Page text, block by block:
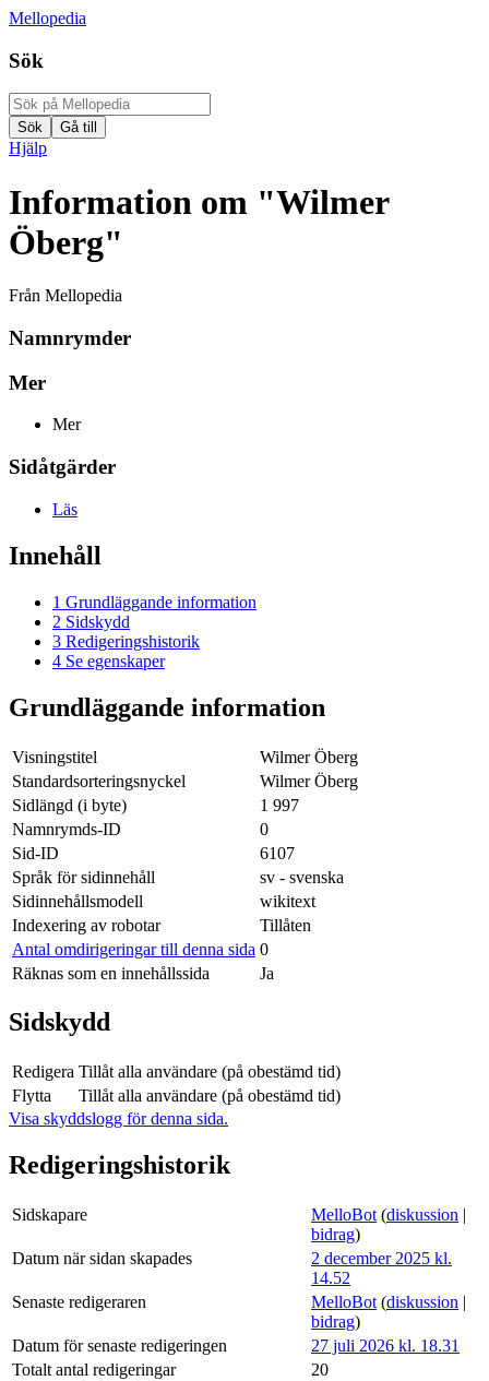
Mellopedia
Sök
Hjälp
Information om "Wilmer
Öberg"
Från Mellopedia
Namnrymder
Mer
Mer
Sidåtgärder
Läs
Innehåll
1 Grundläggande information
2 Sidskydd
3 Redigeringshistorik
4 Se egenskaper
Grundläggande information
Visningstitel
Wilmer Öberg
Standardsorteringsnyckel
Wilmer Öberg
Sidlängd (i byte)
1 997
Namnrymds-ID
0
Sid-ID
6107
Språk för sidinnehåll
sv - svenska
Sidinnehållsmodell
wikitext
Indexering av robotar
Tillåten
Antal omdirigeringar till denna sida 0
Räknas som en innehållssida
Ja
Sidskydd
Redigera Tillåt alla användare (på obestämd tid)
Flytta
Tillåt alla användare (på obestämd tid)
Visa skyddslogg för denna sida.
Redigeringshistorik
Sidskapare MelloBot (diskussion |
bidrag)
Datum när sidan skapades
2 december 2025 kl.
14.52
Senaste redigeraren
MelloBot (diskussion |
bidrag)
Datum för senaste redigeringen
27 juli 2026 kl. 18.31
Totalt antal redigeringar
20